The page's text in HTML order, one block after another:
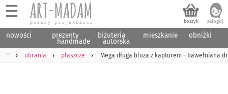
☰
nowości prezenty
handmade
biżuteria
autorska
mieszkanie obniżki
♡ ubrania płaszcze Mega długa bluza z kapturem - bawełniana